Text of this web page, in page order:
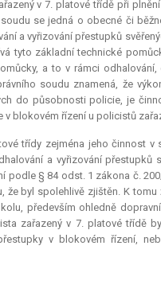
v 7. platové třídě při
se jedná o obecné či
a vyřizování přestupků
tyto základní technické
a to v rámci odhalování,
soudu znamená, že
do působnosti policie, je
blokovém řízení u policistů
třídy zejména jeho činnost v
a vyřizování přestupků
§ 84 odst. 1 zákona č.
byl spolehlivě zjištěn. K
především ohledně
zařazený v 7. platové třídě
v blokovém řízení,